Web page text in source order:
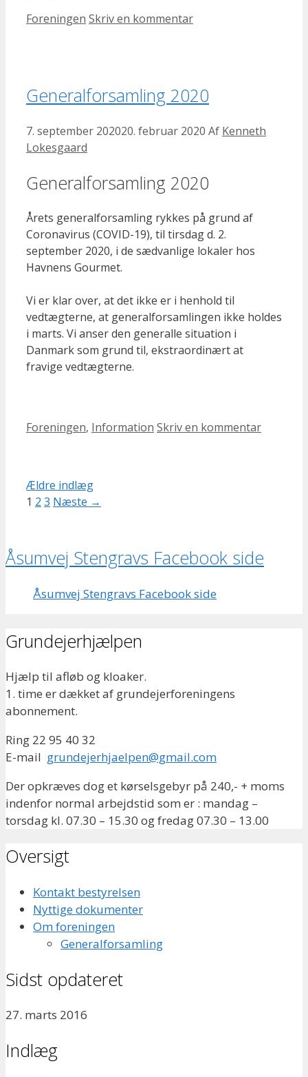
Kategorier
Foreningen Skriv en kommentar
Generalforsamling 2020
7. september 202020. februar 2020 Af Kenneth
Lokesgaard
Generalforsamling 2020
Årets generalforsamling rykkes på grund af
Coronavirus (COVID-19), til tirsdag d. 2.
september 2020, i de sædvanlige lokaler hos
Havnens Gourmet.
Vi er klar over, at det ikke er i henhold til
vedtægterne, at generalforsamlingen ikke holdes
i marts. Vi anser den generalle situation i
Danmark som grund til, ekstraordinært at
fravige vedtægterne.
Kategorier
Foreningen, Information Skriv en kommentar
Ældre indlæg
Side
1 Side
2 Side
3 Næste →
Åsumvej Stengravs Facebook side
Åsumvej Stengravs Facebook side
Grundejerhjælpen
Hjælp til afløb og kloaker.
1. time er dækket af grundejerforeningens
abonnement.
Ring 22 95 40 32
E-mail grundejerhjaelpen@gmail.com
Der opkræves dog et kørselsgebyr på 240,- + moms
indenfor normal arbejdstid som er : mandag –
torsdag kl. 07.30 – 15.30 og fredag 07.30 – 13.00
Oversigt
Kontakt bestyrelsen
Nyttige dokumenter
Om foreningen
Generalforsamling
Sidst opdateret
27. marts 2016
Indlæg